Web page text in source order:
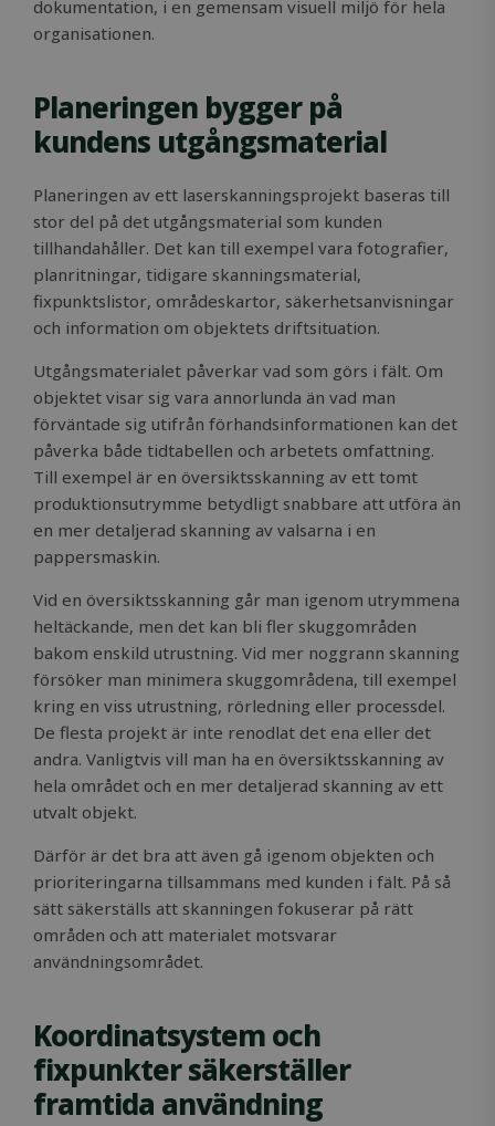
dokumentation, i en gemensam visuell miljö för hela
organisationen.
Planeringen bygger på
kundens utgångsmaterial
Planeringen av ett laserskanningsprojekt baseras till
stor del på det utgångsmaterial som kunden
tillhandahåller. Det kan till exempel vara fotografier,
planritningar, tidigare skanningsmaterial,
fixpunktslistor, områdeskartor, säkerhetsanvisningar
och information om objektets driftsituation.
Utgångsmaterialet påverkar vad som görs i fält. Om
objektet visar sig vara annorlunda än vad man
förväntade sig utifrån förhandsinformationen kan det
påverka både tidtabellen och arbetets omfattning.
Till exempel är en översiktsskanning av ett tomt
produktionsutrymme betydligt snabbare att utföra än
en mer detaljerad skanning av valsarna i en
pappersmaskin.
Vid en översiktsskanning går man igenom utrymmena
heltäckande, men det kan bli fler skuggområden
bakom enskild utrustning. Vid mer noggrann skanning
försöker man minimera skuggområdena, till exempel
kring en viss utrustning, rörledning eller processdel.
De flesta projekt är inte renodlat det ena eller det
andra. Vanligtvis vill man ha en översiktsskanning av
hela området och en mer detaljerad skanning av ett
utvalt objekt.
Därför är det bra att även gå igenom objekten och
prioriteringarna tillsammans med kunden i fält. På så
sätt säkerställs att skanningen fokuserar på rätt
områden och att materialet motsvarar
användningsområdet.
Koordinatsystem och
fixpunkter säkerställer
framtida användning